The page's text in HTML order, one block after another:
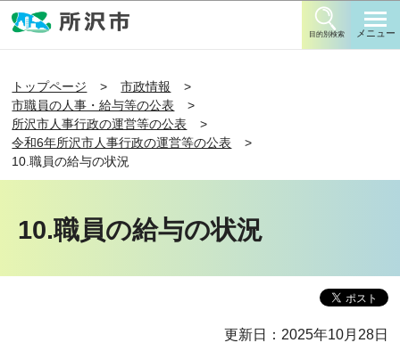
目的別検索 メニュー
トップページ
市政情報
市職員の人事・給与等の公表
所沢市人事行政の運営等の公表
令和6年所沢市人事行政の運営等の公表
10.職員の給与の状況
10.職員の給与の状況
更新日：2025年10月28日